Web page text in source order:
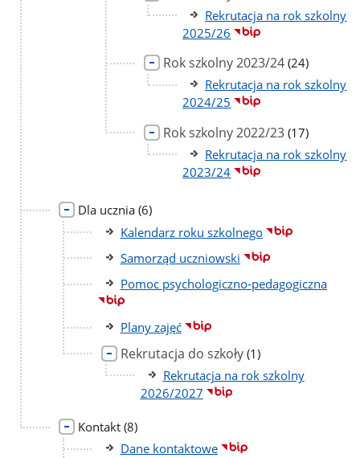
podstron
Rekrutacja na rok szkolny
2025/26
Rok szkolny 2023/24 liczba
podstron
(24)
Rekrutacja na rok szkolny
2024/25
Rok szkolny 2022/23 liczba
podstron
(17)
Rekrutacja na rok szkolny
2023/24
Dla ucznia liczba
podstron
(6)
Kalendarz roku szkolnego
Samorząd uczniowski
Pomoc psychologiczno-pedagogiczna
Plany zajęć
Rekrutacja do szkoły liczba
podstron
(1)
Rekrutacja na rok szkolny
2026/2027
Kontakt liczba
podstron
(8)
Dane kontaktowe